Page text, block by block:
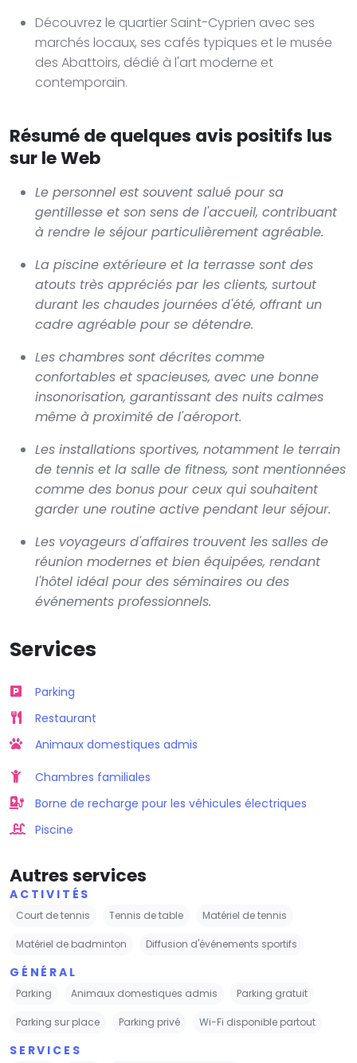
Découvrez le quartier Saint-Cyprien avec ses
marchés locaux, ses cafés typiques et le musée
des Abattoirs, dédié à l'art moderne et
contemporain.
Résumé de quelques avis positifs lus
sur le Web
Le personnel est souvent salué pour sa
gentillesse et son sens de l'accueil, contribuant
à rendre le séjour particulièrement agréable.
La piscine extérieure et la terrasse sont des
atouts très appréciés par les clients, surtout
durant les chaudes journées d'été, offrant un
cadre agréable pour se détendre.
Les chambres sont décrites comme
confortables et spacieuses, avec une bonne
insonorisation, garantissant des nuits calmes
même à proximité de l'aéroport.
Les installations sportives, notamment le terrain
de tennis et la salle de fitness, sont mentionnées
comme des bonus pour ceux qui souhaitent
garder une routine active pendant leur séjour.
Les voyageurs d'affaires trouvent les salles de
réunion modernes et bien équipées, rendant
l'hôtel idéal pour des séminaires ou des
événements professionnels.
Services
Parking
Restaurant
Animaux domestiques admis
Chambres familiales
Borne de recharge pour les véhicules électriques
Piscine
Autres services
ACTIVITÉS
Court de tennis Tennis de table Matériel de tennis
Matériel de badminton Diffusion d'événements sportifs
GÉNÉRAL
Parking Animaux domestiques admis Parking gratuit
Parking sur place Parking privé Wi-Fi disponible partout
SERVICES